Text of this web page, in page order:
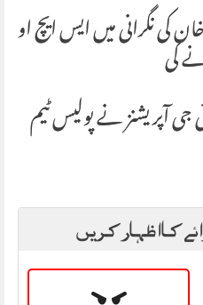
کی نگرانی میں ایس ایچ او
کی
آپریشنز نے پولیس ٹیم
کا اظہار کریں